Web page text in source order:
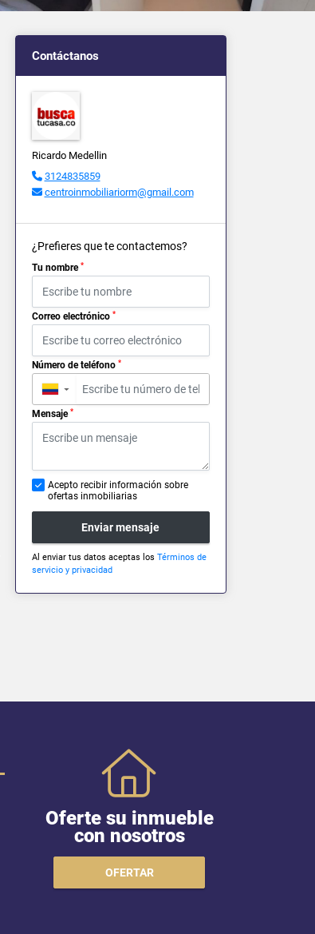
Contáctanos
Ricardo Medellin
3124835859
centroinmobiliariorm@gmail.com
¿Prefieres que te contactemos?
Tu nombre *
Correo electrónico *
Número de teléfono *
▼
Mensaje *
Acepto recibir información sobre
ofertas inmobiliarias
Enviar mensaje
Al enviar tus datos aceptas los Términos de
servicio y privacidad
Oferte su inmueble
con nosotros
OFERTAR